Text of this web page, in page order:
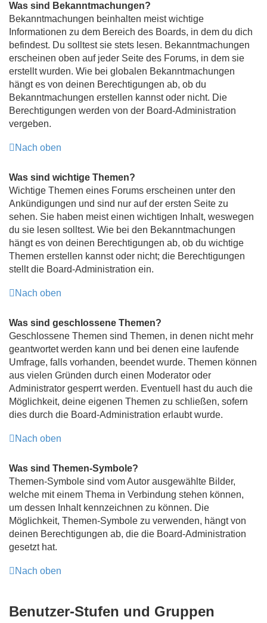
Was sind Bekanntmachungen?
Bekanntmachungen beinhalten meist wichtige
Informationen zu dem Bereich des Boards, in dem du dich
befindest. Du solltest sie stets lesen. Bekanntmachungen
erscheinen oben auf jeder Seite des Forums, in dem sie
erstellt wurden. Wie bei globalen Bekanntmachungen
hängt es von deinen Berechtigungen ab, ob du
Bekanntmachungen erstellen kannst oder nicht. Die
Berechtigungen werden von der Board-Administration
vergeben.
Nach oben
Was sind wichtige Themen?
Wichtige Themen eines Forums erscheinen unter den
Ankündigungen und sind nur auf der ersten Seite zu
sehen. Sie haben meist einen wichtigen Inhalt, weswegen
du sie lesen solltest. Wie bei den Bekanntmachungen
hängt es von deinen Berechtigungen ab, ob du wichtige
Themen erstellen kannst oder nicht; die Berechtigungen
stellt die Board-Administration ein.
Nach oben
Was sind geschlossene Themen?
Geschlossene Themen sind Themen, in denen nicht mehr
geantwortet werden kann und bei denen eine laufende
Umfrage, falls vorhanden, beendet wurde. Themen können
aus vielen Gründen durch einen Moderator oder
Administrator gesperrt werden. Eventuell hast du auch die
Möglichkeit, deine eigenen Themen zu schließen, sofern
dies durch die Board-Administration erlaubt wurde.
Nach oben
Was sind Themen-Symbole?
Themen-Symbole sind vom Autor ausgewählte Bilder,
welche mit einem Thema in Verbindung stehen können,
um dessen Inhalt kennzeichnen zu können. Die
Möglichkeit, Themen-Symbole zu verwenden, hängt von
deinen Berechtigungen ab, die die Board-Administration
gesetzt hat.
Nach oben
Benutzer-Stufen und Gruppen